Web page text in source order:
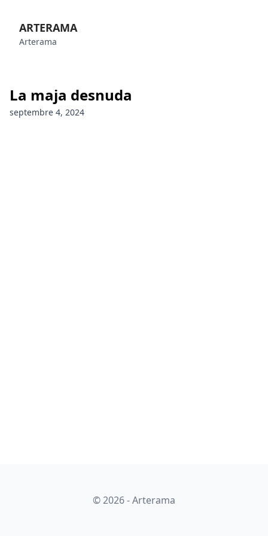
ARTERAMA
Arterama
La maja desnuda
septembre 4, 2024
© 2026 - Arterama